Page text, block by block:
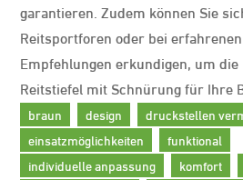
garantieren. Zudem können Sie
Reitsportforen oder bei
Empfehlungen erkundigen, um
Reitstiefel mit Schnürung für Ihre
braun design
druckstellen
einsatzmöglichkeiten
funktional
individuelle anpassung
komfort